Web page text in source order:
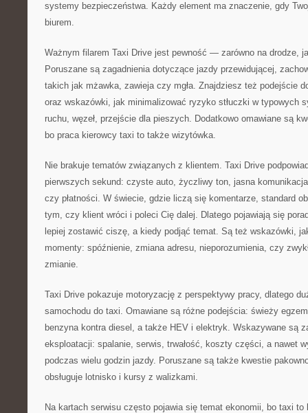
systemy bezpieczeństwa. Każdy element ma znaczenie, gdy
biurem.
Ważnym filarem Taxi Drive jest pewność — zarówno na drodze,
Poruszane są zagadnienia dotyczące jazdy przewidującej,
takich jak mżawka, zawieja czy mgła. Znajdziesz też podejście
oraz wskazówki, jak minimalizować ryzyko stłuczki w typowych
ruchu, węzeł, przejście dla pieszych. Dodatkowo omawiane są
bo praca kierowcy taxi to także wizytówka.
Nie brakuje tematów związanych z klientem. Taxi Drive
pierwszych sekund: czyste auto, życzliwy ton, jasna
czy płatności. W świecie, gdzie liczą się komentarze, standard
tym, czy klient wróci i poleci Cię dalej. Dlatego pojawiają się
lepiej zostawić ciszę, a kiedy podjąć temat. Są też wskazówki,
momenty: spóźnienie, zmiana adresu, nieporozumienia, czy
zmianie.
Taxi Drive pokazuje motoryzację z perspektywy pracy, dlatego
samochodu do taxi. Omawiane są różne podejścia: świeży
benzyna kontra diesel, a także HEV i elektryk. Wskazywane są
eksploatacji: spalanie, serwis, trwałość, koszty części, a nawet
podczas wielu godzin jazdy. Poruszane są także kwestie
obsługuje lotnisko i kursy z walizkami.
Na kartach serwisu często pojawia się temat ekonomii, bo taxi to